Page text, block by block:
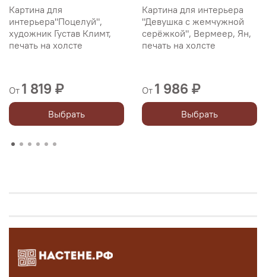
Картина для
интерьера"Поцелуй",
художник Густав Климт,
печать на холсте
От 1 819 ₽
Выбрать
Картина для интерьера
"Девушка с жемчужной
серёжкой", Вермеер, Ян,
печать на холсте
От 1 986 ₽
Выбрать